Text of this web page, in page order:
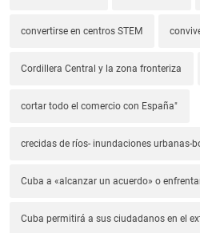
convertirse en centros STEM
Cordillera Central y la zona fronteriza
cortar todo el comercio con España"
crecidas de ríos- inundaciones urbanas-
Cuba a «alcanzar un acuerdo» o
Cuba permitirá a sus ciudadanos en el